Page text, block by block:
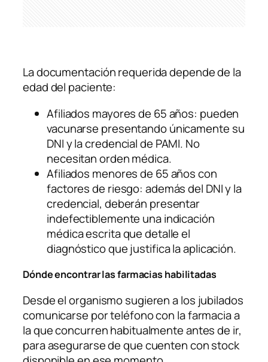
La documentación requerida depende de la
edad del paciente:
Afiliados mayores de 65 años: pueden
vacunarse presentando únicamente su
DNI y la credencial de PAMI. No
necesitan orden médica.
Afiliados menores de 65 años con
factores de riesgo: además del DNI y la
credencial, deberán presentar
indefectiblemente una indicación
médica escrita que detalle el
diagnóstico que justifica la aplicación.
Dónde encontrar las farmacias habilitadas
Desde el organismo sugieren a los jubilados
comunicarse por teléfono con la farmacia a
la que concurren habitualmente antes de ir,
para asegurarse de que cuenten con stock